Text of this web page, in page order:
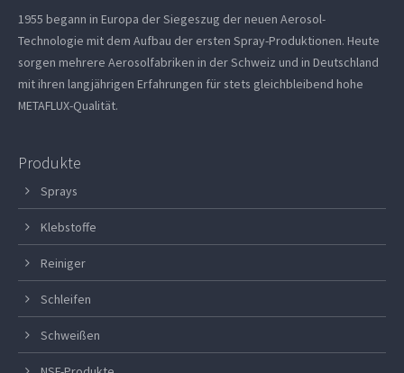
1955 begann in Europa der Siegeszug der neuen Aerosol-
Technologie mit dem Aufbau der ersten Spray-Produktionen. Heute
sorgen mehrere Aerosolfabriken in der Schweiz und in Deutschland
mit ihren langjährigen Erfahrungen für stets gleichbleibend hohe
METAFLUX-Qualität.
Produkte
Sprays
Klebstoffe
Reiniger
Schleifen
Schweißen